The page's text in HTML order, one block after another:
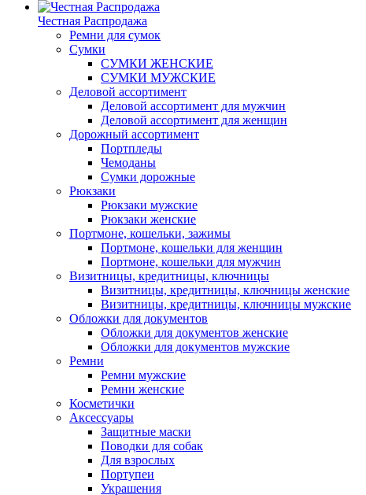
Честная Распродажа
Ремни для сумок
Сумки
СУМКИ ЖЕНСКИЕ
СУМКИ МУЖСКИЕ
Деловой ассортимент
Деловой ассортимент для мужчин
Деловой ассортимент для женщин
Дорожный ассортимент
Портпледы
Чемоданы
Сумки дорожные
Рюкзаки
Рюкзаки мужские
Рюкзаки женские
Портмоне, кошельки, зажимы
Портмоне, кошельки для женщин
Портмоне, кошельки для мужчин
Визитницы, кредитницы, ключницы
Визитницы, кредитницы, ключницы женские
Визитницы, кредитницы, ключницы мужские
Обложки для документов
Обложки для документов женские
Обложки для документов мужские
Ремни
Ремни мужские
Ремни женские
Косметички
Аксессуары
Защитные маски
Поводки для собак
Для взрослых
Портупеи
Украшения